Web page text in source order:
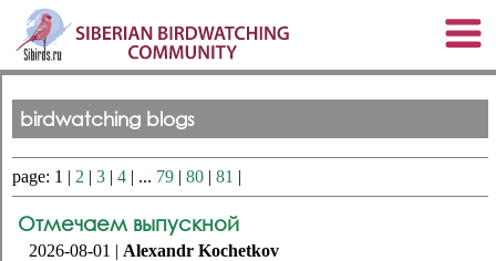
birdwatching blogs
page: 1 | 2 | 3 | 4 | ... 79 | 80 | 81 |
Отмечаем выпускной
2026-08-01 | Alexandr Kochetkov